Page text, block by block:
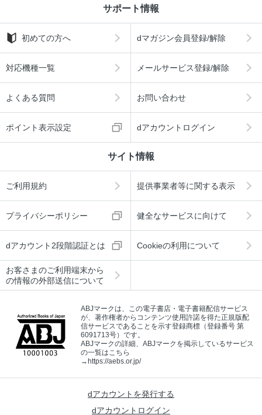
サポート情報
初めての方へ dマガジン会員登録/解除
対応機種一覧 メールサービス登録/解除
よくある質問 お問い合わせ
ポイント表示設定 dアカウントログイン
サイト情報
ご利用規約 提供事業者等に関する表示
プライバシーポリシー 健全なサービスに向けて
dアカウント2段階認証とは Cookieの利用について
お客さまのご利用端末から
の情報の外部送信について
ABJマークは、この電子書店・電子書籍配信サービス
が、著作権者からコンテンツ使用許諾を得た正規版配
信サービスであることを示す登録商標（登録番号 第
6091713号）です。
ABJマークの詳細、ABJマークを掲示しているサービス
の一覧はこちら
→ https://aebs.or.jp/
dアカウントを発行する
dアカウントログイン